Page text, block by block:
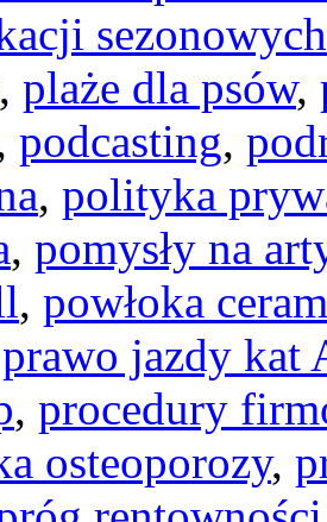
sezonowych
, plaże dla psów,
podcasting,
, polityka
, pomysły na
, powłoka
prawo jazdy kat
, procedury
osteoporozy,